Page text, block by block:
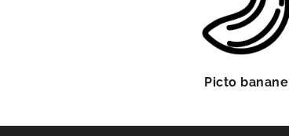
Picto banane